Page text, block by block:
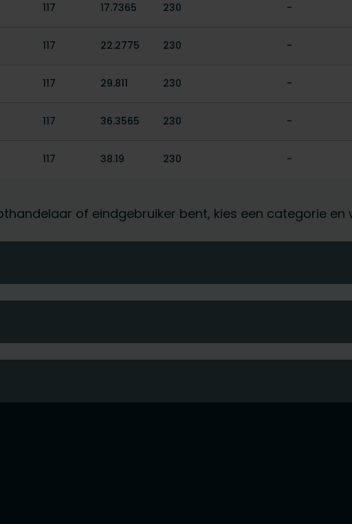
117 17.7365 230 -
117 22.2775 230 -
117 29.811 230 -
117 36.3565 230 -
117 38.19 230 -
of eindgebruiker bent, kies een categorie